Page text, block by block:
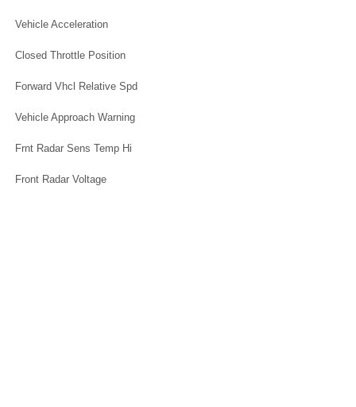
Vehicle Acceleration
Closed Throttle Position
Forward Vhcl Relative Spd
Vehicle Approach Warning
Frnt Radar Sens Temp Hi
Front Radar Voltage